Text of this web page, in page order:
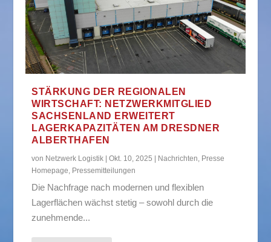
STÄRKUNG DER REGIONALEN
WIRTSCHAFT: NETZWERKMITGLIED
SACHSENLAND ERWEITERT
LAGERKAPAZITÄTEN AM DRESDNER
ALBERTHAFEN
von Netzwerk Logistik |Okt. 10, 2025 | Nachrichten Presse
Homepage Pressemitteilungen
Die Nachfrage nach modernen und flexiblen
Lagerflächen wächst stetig – sowohl durch die
zunehmende...